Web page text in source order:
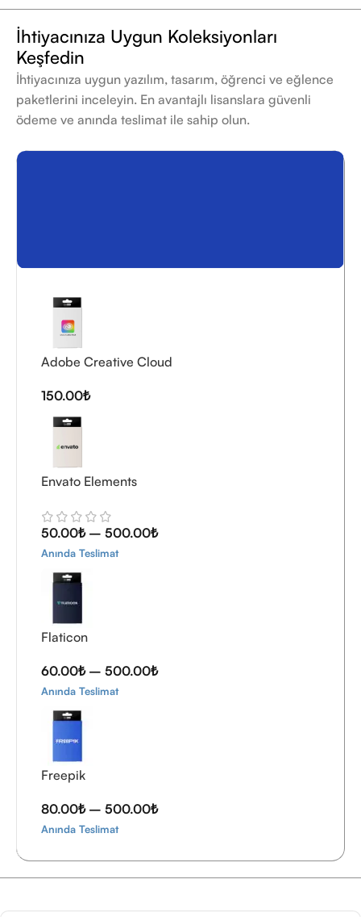
İhtiyacınıza Uygun Koleksiyonları
Keşfedin
İhtiyacınıza uygun yazılım, tasarım, öğrenci ve eğlence
paketlerini inceleyin. En avantajlı lisanslara güvenli
ödeme ve anında teslimat ile sahip olun.
Tasarlayanlara
Tasarımcı Koleksiyonu
Adobe Creative Cloud
150.00₺
Envato Elements
50.00₺ – 500.00₺
Anında Teslimat
Flaticon
60.00₺ – 500.00₺
Anında Teslimat
Freepik
80.00₺ – 500.00₺
Anında Teslimat